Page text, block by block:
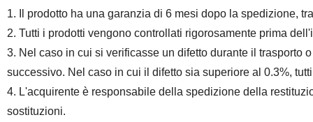
1. Il prodotto ha una garanzia di 6 mesi dopo la spedizione,
2. Tutti i prodotti vengono controllati rigorosamente prima
3. Nel caso in cui si verificasse un difetto durante il trasporto
successivo. Nel caso in cui il difetto sia superiore al 0.3%,
4. L'acquirente è responsabile della spedizione della
sostituzioni.